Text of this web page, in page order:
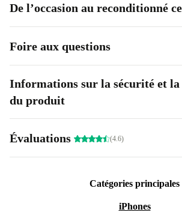
De l’occasion au reconditionné
Foire aux questions
Informations sur la sécurité et
du produit
Évaluations (4.6)
Catégories principales
iPhones